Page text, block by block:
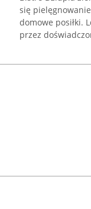
się
domowe posiłki.
przez